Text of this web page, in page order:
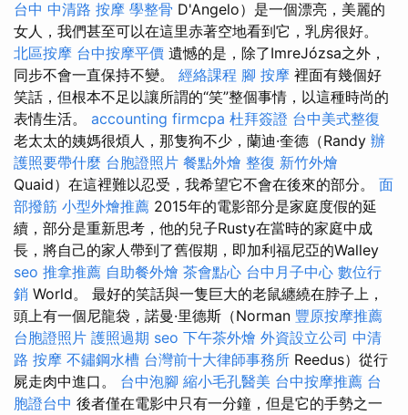
台中 中清路 按摩 學整骨 D'Angelo）是一個漂亮，美麗的
女人，我們甚至可以在這里赤著空地看到它，乳房很好。
北區按摩 台中按摩平價 遺憾的是，除了ImreJózsa之外，
同步不會一直保持不變。 經絡課程 腳 按摩 裡面有幾個好
笑話，但根本不足以讓所謂的“笑”整個事情，以這種時尚的
表情生活。 accounting firmcpa 杜拜簽證 台中美式整復
老太太的姨媽很煩人，那隻狗不少，蘭迪·奎德（Randy 辦
護照要帶什麼 台胞證照片 餐點外燴 整復 新竹外燴
Quaid）在這裡難以忍受，我希望它不會在後來的部分。 面
部撥筋 小型外燴推薦 2015年的電影部分是家庭度假的延
續，部分是重新思考，他的兒子Rusty在當時的家庭中成
長，將自己的家人帶到了舊假期，即加利福尼亞的Walley
seo 推拿推薦 自助餐外燴 茶會點心 台中月子中心 數位行
銷 World。 最好的笑話與一隻巨大的老鼠纏繞在脖子上，
頭上有一個尼龍袋，諾曼·里德斯（Norman 豐原按摩推薦
台胞證照片 護照過期 seo 下午茶外燴 外資設立公司 中清
路 按摩 不鏽鋼水槽 台灣前十大律師事務所 Reedus）從行
屍走肉中進口。 台中泡腳 縮小毛孔醫美 台中按摩推薦 台
胞證台中 後者僅在電影中只有一分鐘，但是它的手勢之一